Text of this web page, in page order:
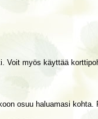
Voit myös käyttää
osuu haluamasi